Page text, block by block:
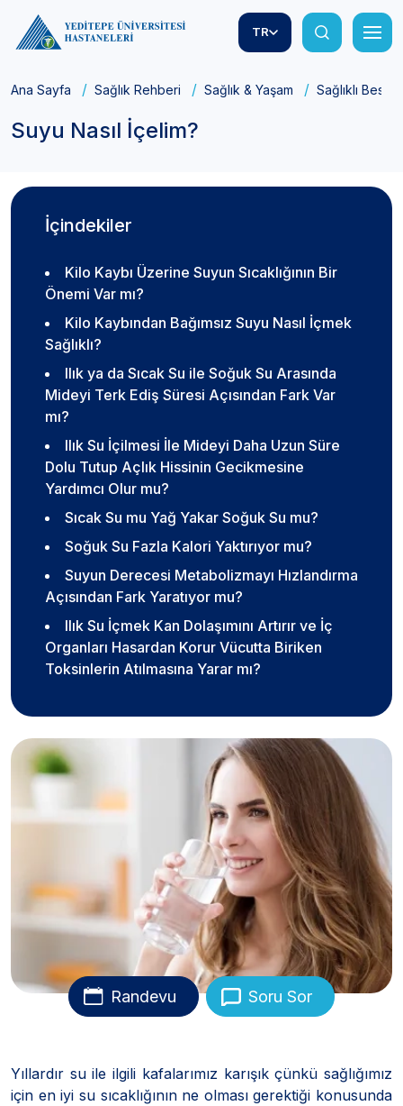
TR
Ana Sayfa Sağlık Rehberi Sağlık & Yaşam Sağlıklı
Suyu Nasıl İçelim?
İçindekiler
Kilo Kaybı Üzerine Suyun Sıcaklığının Bir
Önemi Var mı?
Kilo Kaybından Bağımsız Suyu Nasıl İçmek
Sağlıklı?
Ilık ya da Sıcak Su ile Soğuk Su Arasında
Mideyi Terk Ediş Süresi Açısından Fark Var
mı?
Ilık Su İçilmesi İle Mideyi Daha Uzun Süre
Dolu Tutup Açlık Hissinin Gecikmesine
Yardımcı Olur mu?
Sıcak Su mu Yağ Yakar Soğuk Su mu?
Soğuk Su Fazla Kalori Yaktırıyor mu?
Suyun Derecesi Metabolizmayı Hızlandırma
Açısından Fark Yaratıyor mu?
Ilık Su İçmek Kan Dolaşımını Artırır ve İç
Organları Hasardan Korur Vücutta Biriken
Toksinlerin Atılmasına Yarar mı?
Randevu Soru Sor
Yıllardır su ile ilgili kafalarımız karışık çünkü sağlığımız
için en iyi su sıcaklığının ne olması gerektiği konusunda